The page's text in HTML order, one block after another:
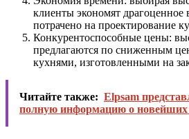
клиенты экономят драгоценное
потрачено на проектирование
Конкурентоспособные цены:
предлагаются по сниженным
кухнями, изготовленными на
Читайте также: Elpsam
полную информацию о новейших